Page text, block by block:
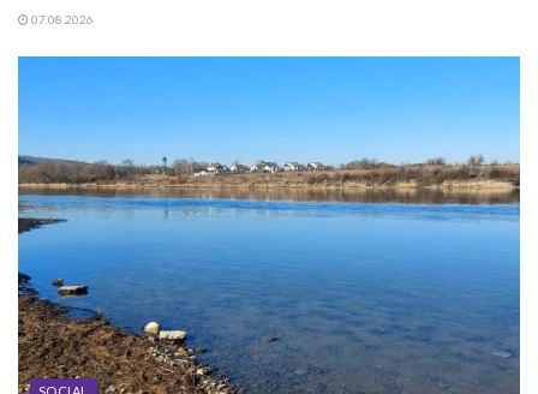
07.08.2026
SOCIAL